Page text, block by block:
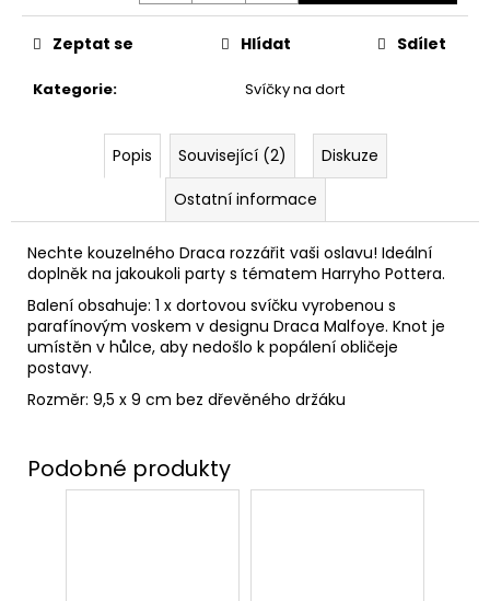
Kategorie: Svíčky na dort
Zeptat se Hlídat Sdílet
Popis Související (2)
Diskuze
Ostatní informace
Nechte kouzelného Draca rozzářit vaši oslavu! Ideální
doplněk na jakoukoli party s tématem Harryho Pottera.
Balení obsahuje: 1 x dortovou svíčku vyrobenou s
parafínovým voskem v designu Draca Malfoye. Knot je
umístěn v hůlce, aby nedošlo k popálení obličeje
postavy.
Rozměr: 9,5 x 9 cm bez dřevěného držáku
e
m
MANDRAGORA,
INTERAKTIVNÍ
POTTER
849
Kč